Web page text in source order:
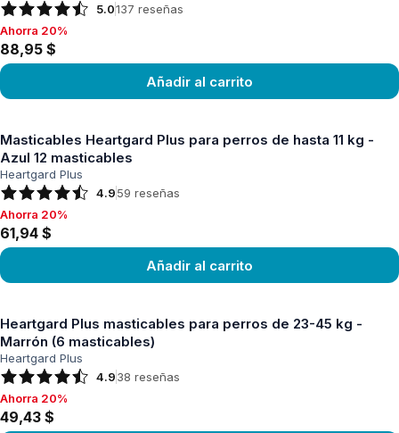
5.0137 reseñas
Ahorra 20%, 88,95 $
Ahorra 20%
88,95 $
Añadir al carrito
Masticables Heartgard Plus para perros de hasta 11 kg -
Azul 12 masticables
Heartgard Plus
4.959 reseñas
Ahorra 20%, 61,94 $
Ahorra 20%
61,94 $
Añadir al carrito
Heartgard Plus masticables para perros de 23-45 kg -
Marrón (6 masticables)
Heartgard Plus
4.938 reseñas
Ahorra 20%, 49,43 $
Ahorra 20%
49,43 $